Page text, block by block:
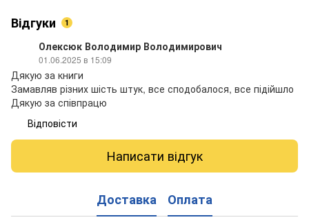
Відгуки 1
Олексюк Володимир Володимирович
01.06.2025 в 15:09
Дякую за книги
Замавляв різних шість штук, все сподобалося, все підійшло
Дякую за співпрацю
Відповісти
Написати відгук
Доставка Оплата